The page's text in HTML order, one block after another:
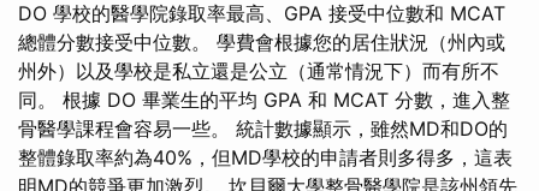
DO 學校的醫學院錄取率最高、GPA 接受中位數和 MCAT
總體分數接受中位數。 學費會根據您的居住狀況（州內或
州外）以及學校是私立還是公立（通常情況下）而有所不
同。 根據 DO 畢業生的平均 GPA 和 MCAT 分數，進入整
骨醫學課程會容易一些。 統計數據顯示，雖然MD和DO的
整體錄取率約為40%，但MD學校的申請者則多得多，這表
明MD的競爭更加激烈。 坎貝爾大學整骨醫學院是該州領先